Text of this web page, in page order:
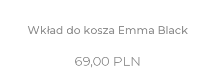
Wkład do kosza Emma Black
69,00 PLN